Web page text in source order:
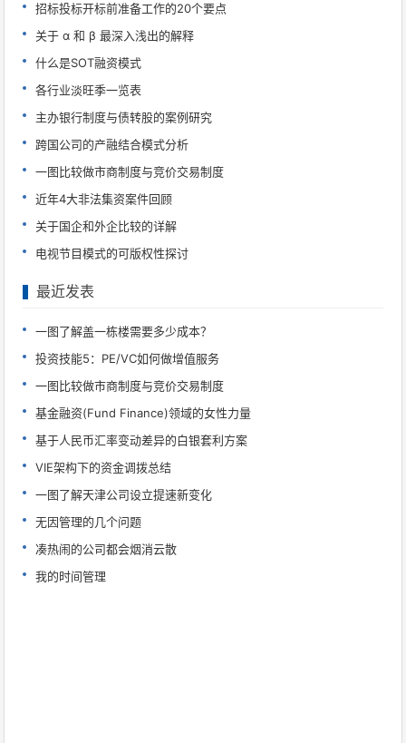
招标投标开标前准备工作的20个要点
关于 α 和 β 最深入浅出的解释
什么是SOT融资模式
各行业淡旺季一览表
主办银行制度与债转股的案例研究
跨国公司的产融结合模式分析
一图比较做市商制度与竞价交易制度
近年4大非法集资案件回顾
关于国企和外企比较的详解
电视节目模式的可版权性探讨
最近发表
一图了解盖一栋楼需要多少成本？
投资技能5：PE/VC如何做增值服务
一图比较做市商制度与竞价交易制度
基金融资(Fund Finance)领域的女性力量
基于人民币汇率变动差异的白银套利方案
VIE架构下的资金调拨总结
一图了解天津公司设立提速新变化
无因管理的几个问题
凑热闹的公司都会烟消云散
我的时间管理